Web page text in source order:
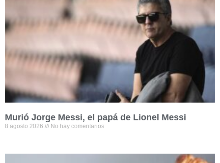
Murió Jorge Messi, el papá de Lionel Messi
8 agosto 2026 No hay comentarios